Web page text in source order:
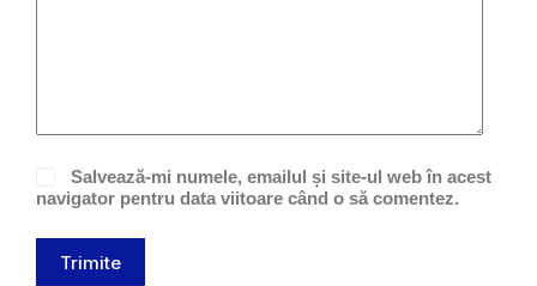
Salvează-mi numele, emailul și site-ul web în acest
navigator pentru data viitoare când o să comentez.
Trimite